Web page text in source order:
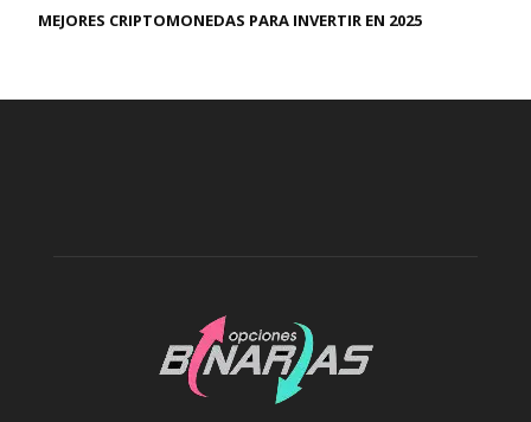
MEJORES CRIPTOMONEDAS PARA INVERTIR EN 2025